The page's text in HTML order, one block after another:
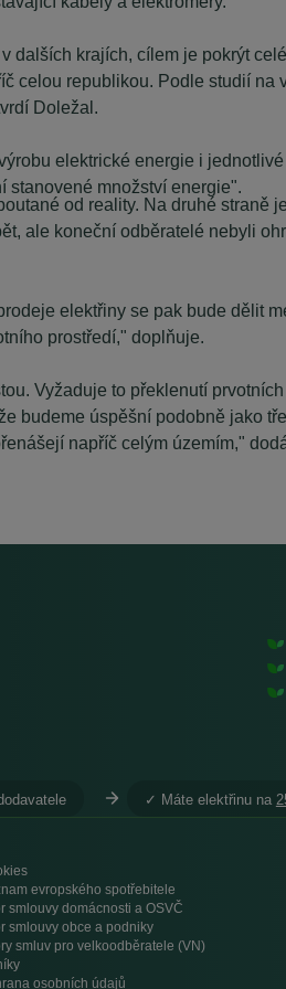
krajích, cílem je pokrýt
celou republikou. Podle studií
Doležal.
elektrické energie i
stanovené množství energie".
od reality. Na druhé straně
ale koneční odběratelé nebyli
elektřiny se pak bude dělit
prostředí," doplňuje.
Vyžaduje to překlenutí
budeme úspěšní podobně jako
napříč celým územím,"
︎✓ Máte elektřinu na
evropského spotřebitele
smlouvy domácnosti a OSVČ
smlouvy obce a podniky
smluv pro velkoodběratele (VN)
osobních údajů